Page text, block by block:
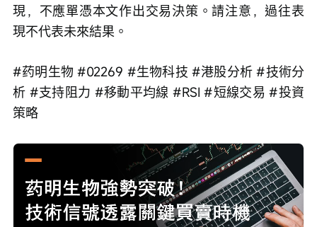
現，不應單憑本文作出交易決策。請注意，過往表
現不代表未來結果。
#药明生物 #02269 #生物科技 #港股分析 #技術分
析 #支持阻力 #移動平均線 #RSI #短線交易 #投資
策略